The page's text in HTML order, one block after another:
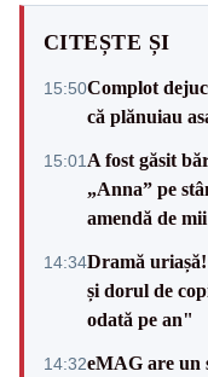
CITEȘTE ȘI
15:50Complot
că plănuiau
15:01 A fost găsit
„Anna” pe
amendă de
14:34Dramă
și dorul de
odată pe an"
14:32eMAG are un